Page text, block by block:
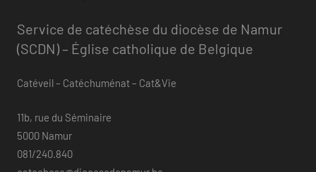
Service de catéchèse du diocèse de Namur
(SCDN) – Église catholique de Belgique
Catéveil – Catéchuménat – Cat&Vie
11b, rue du Séminaire
5000 Namur
081/240.840